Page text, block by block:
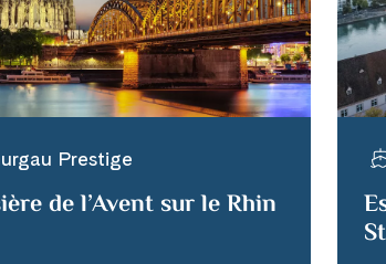
WhatsApp
Prestige
de l’Avent sur le Rhin
Prochaines dates de
21 août 2026
Sur